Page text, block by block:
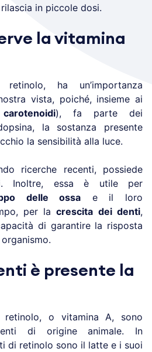
in piccole dosi.
la vitamina
ha un’importanza
vista, poiché, insieme ai
carotenoidi), fa parte dei
la sostanza presente
la sensibilità alla luce.
ricerche recenti, possiede
Inoltre, essa è utile per
delle ossa e il loro
per lacrescita dei denti,
di garantire la risposta
è presente la
o vitamina A, sono
di origine animale. In
di retinolo sono il latte e i suoi